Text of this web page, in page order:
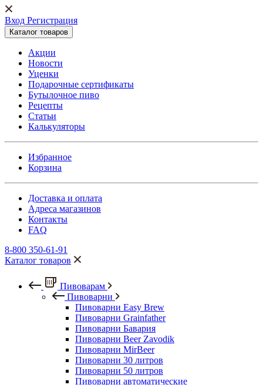
Вход Регистрация
Каталог товаров
Акции
Новости
Уценки
Подарочные сертификаты
Бутылочное пиво
Рецепты
Статьи
Калькуляторы
Избранное
Корзина
Доставка и оплата
Адреса магазинов
Контакты
FAQ
8-800 350-61-91
Каталог товаров
Пивоварам
Пивоварни
Пивоварни Easy Brew
Пивоварни Grainfather
Пивоварни Бавария
Пивоварни Beer Zavodik
Пивоварни MirBeer
Пивоварни 30 литров
Пивоварни 50 литров
Пивоварни автоматические